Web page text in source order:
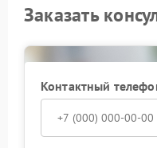
Заказать
Контактный